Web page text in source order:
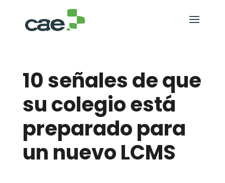
10 señales de que
su colegio está
preparado para
un nuevo LCMS